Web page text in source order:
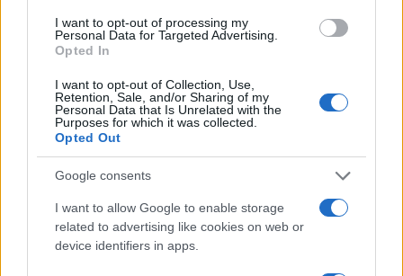
I want to opt-out of processing my
Personal Data for Targeted Advertising.
Opted In
I want to opt-out of Collection, Use,
Retention, Sale, and/or Sharing of my
Personal Data that Is Unrelated with the
Purposes for which it was collected.
Opted Out
Google consents
I want to allow Google to enable storage
related to advertising like cookies on web or
device identifiers in apps.
Vai all'archivio delle vignette
Garlasco, in arrivo 4 nuove